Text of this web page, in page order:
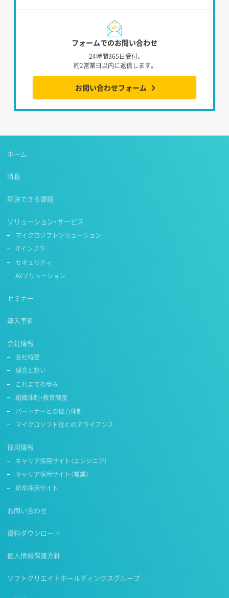
フォームでのお問い合わせ
24時間365日受付、
約2営業日以内に返信します。
お問い合わせフォーム
ホーム
特長
解決できる課題
ソリューション・サービス
マイクロソフトソリューション
ITインフラ
セキュリティ
AXソリューション
セミナー
導入事例
会社情報
会社概要
理念と想い
これまでの歩み
組織体制・教育制度
パートナーとの協力体制
マイクロソフト社とのアライアンス
採用情報
キャリア採用サイト（エンジニア）
キャリア採用サイト（営業）
新卒採用サイト
お問い合わせ
資料ダウンロード
個人情報保護方針
ソフトクリエイトホールディングスグループ